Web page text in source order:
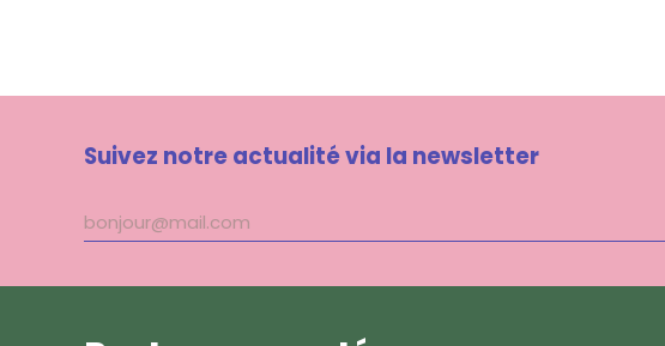
Suivez notre actualité via la newsletter
Adresse
mail